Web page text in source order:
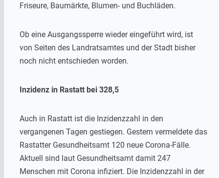
Friseure, Baumärkte, Blumen- und Buchläden.
Ob eine Ausgangssperre wieder eingeführt wird, ist
von Seiten des Landratsamtes und der Stadt bisher
noch nicht entschieden worden.
Inzidenz in Rastatt bei 328,5
Auch in Rastatt ist die Inzidenzzahl in den
vergangenen Tagen gestiegen. Gestern vermeldete das
Rastatter Gesundheitsamt 120 neue Corona-Fälle.
Aktuell sind laut Gesundheitsamt damit 247
Menschen mit Corona infiziert. Die Inzidenzzahl in der